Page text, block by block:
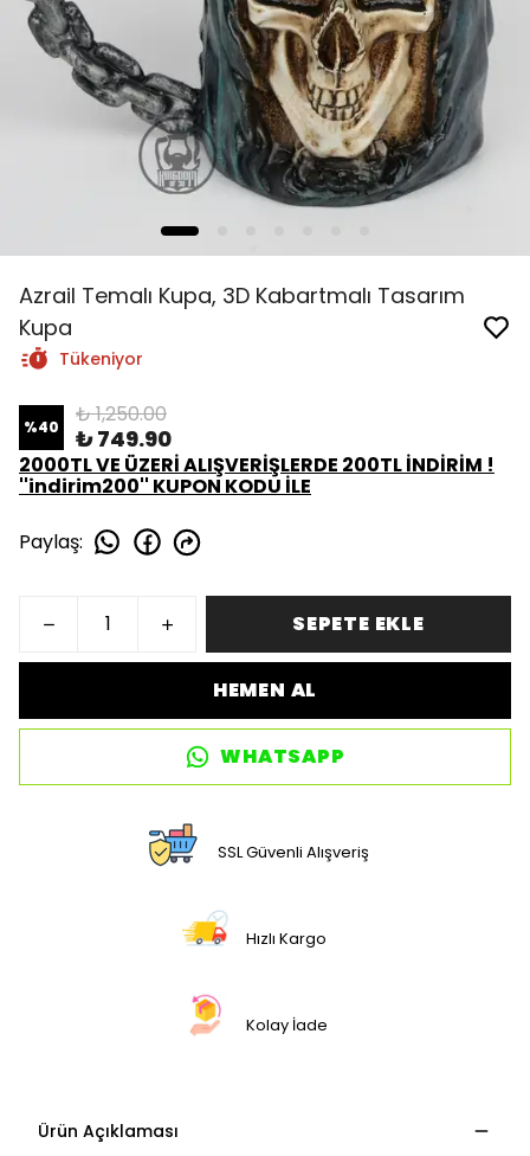
Azrail Temalı Kupa, 3D Kabartmalı Tasarım
Kupa
Tükeniyor
%40 ₺ 1,250.00
₺ 749.90
2000TL VE ÜZERİ ALIŞVERİŞLERDE 200TL İNDİRİM !
''indirim200'' KUPON KODU İLE
Paylaş:
SEPETE EKLE
HEMEN AL
WHATSAPP
SSL Güvenli Alışveriş
Hızlı Kargo
Kolay İade
Ürün Açıklaması